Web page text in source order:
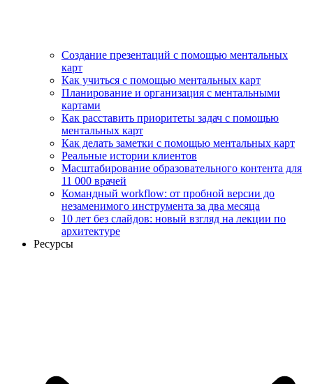
Создание презентаций с помощью ментальных
карт
Как учиться с помощью ментальных карт
Планирование и организация с ментальными
картами
Как расставить приоритеты задач с помощью
ментальных карт
Как делать заметки с помощью ментальных карт
Реальные истории клиентов
Масштабирование образовательного контента для
11 000 врачей
Командный workflow: от пробной версии до
незаменимого инструмента за два месяца
10 лет без слайдов: новый взгляд на лекции по
архитектуре
Ресурсы